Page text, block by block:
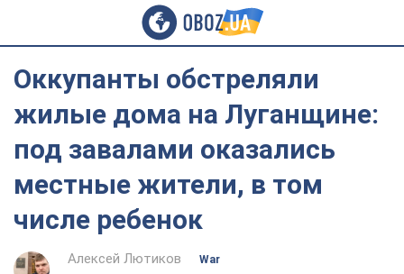
Оккупанты обстреляли
жилые дома на Луганщине:
под завалами оказались
местные жители, в том
числе ребенок
Алексей Лютиков
War